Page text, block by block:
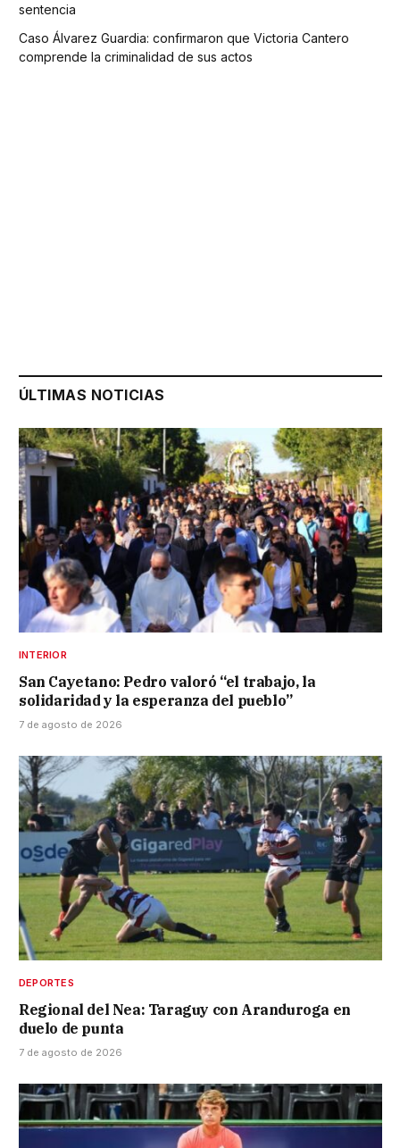
sentencia
Caso Álvarez Guardia: confirmaron que Victoria Cantero
comprende la criminalidad de sus actos
ÚLTIMAS NOTICIAS
INTERIOR
San Cayetano: Pedro valoró “el trabajo, la
solidaridad y la esperanza del pueblo”
7 de agosto de 2026
DEPORTES
Regional del Nea: Taraguy con Aranduroga en
duelo de punta
7 de agosto de 2026